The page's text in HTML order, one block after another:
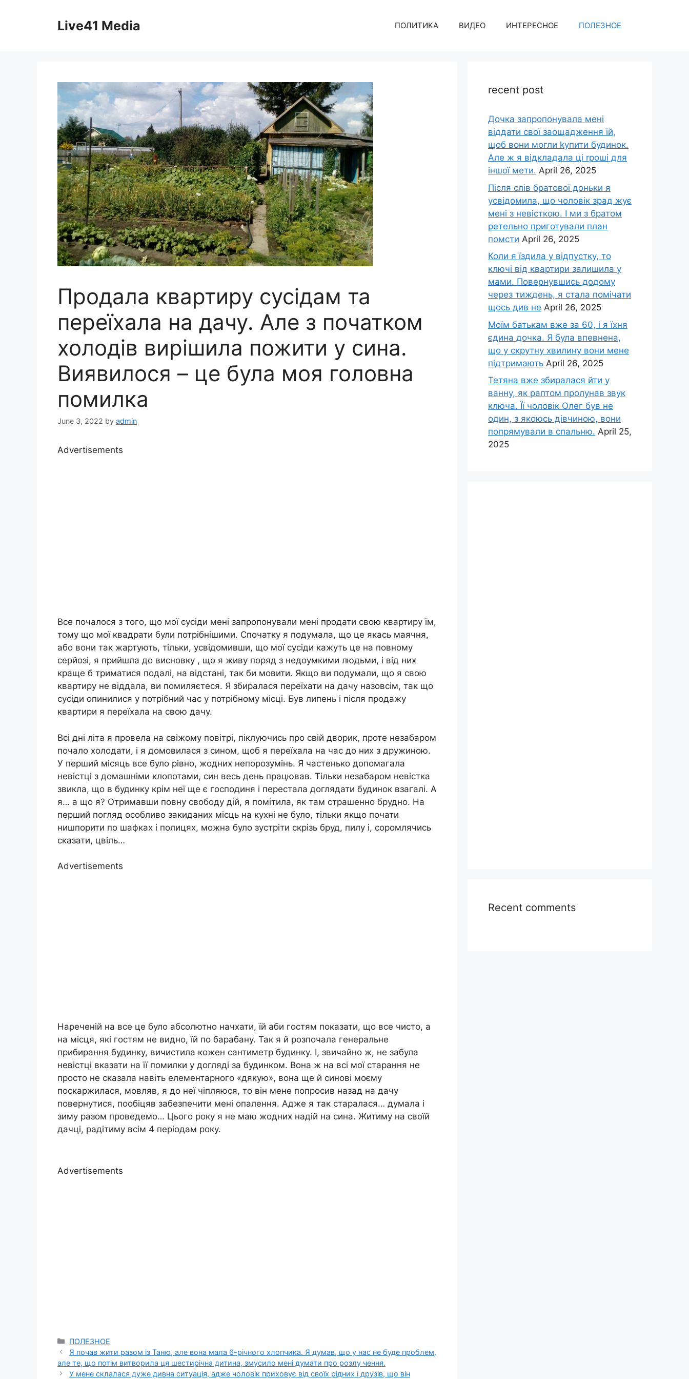
Live41 Media ПОЛИТИКА ВИДЕО ИНТЕРЕСНОЕ ПОЛЕЗНОЕ
Продала квартиру сусідам та
переїхала на дачу. Але з початком
холодів вирішила пожити у сина.
Виявилося – це була моя головна
помилка
June 3, 2022 by admin
Advertisements
Все почалося з того, що мої сусіди мені запропонували мені продати свою квартиру їм,
тому що мої квадрати були потрібнішими. Спочатку я подумала, що це якась маячня,
або вони так жартують, тільки, усвідомивши, що мої сусіди кажуть це на повному
серйозі, я прийшла до висновку , що я живу поряд з недоумкими людьми, і від них
краще б триматися подалі, на відстані, так би мовити. Якщо ви подумали, що я свою
квартиру не віддала, ви помиляєтеся. Я збиралася переїхати на дачу назовсім, так що
сусіди опинилися у потрібний час у потрібному місці. Був липень і після продажу
квартири я переїхала на свою дачу.
Всі дні літа я провела на свіжому повітрі, піклуючись про свій дворик, проте незабаром
почало холодати, і я домовилася з сином, щоб я переїхала на час до них з дружиною.
У перший місяць все було рівно, жодних непорозумінь. Я частенько допомагала
невістці з домашніми клопотами, син весь день працював. Тільки незабаром невістка
звикла, що в будинку крім неї ще є господиня і перестала доглядати будинок взагалі. А
я… а що я? Отримавши повну свободу дій, я помітила, як там страшенно брудно. На
перший погляд особливо закиданих місць на кухні не було, тільки якщо почати
нишпорити по шафках і полицях, можна було зустріти скрізь бруд, пилу і, соромлячись
сказати, цвіль…
Advertisements
Нареченій на все це було абсолютно начхати, їй аби гостям показати, що все чисто, а
на місця, які гостям не видно, їй по барабану. Так я й розпочала генеральне
прибирання будинку, вичистила кожен сантиметр будинку. І, звичайно ж, не забула
невістці вказати на її помилки у догляді за будинком. Вона ж на всі мої старання не
просто не сказала навіть елементарного «дякую», вона ще й синові моєму
поскаржилася, мовляв, я до неї чіпляюся, то він мене попросив назад на дачу
повернутися, пообіцяв забезпечити мені опалення. Адже я так старалася… думала і
зиму разом проведемо… Цього року я не маю жодних надій на сина. Житиму на своїй
дачці, радітиму всім 4 періодам року.
Advertisements
Categories
ПОЛЕЗНОЕ
Я почав жити разом із Таню, але вона мала 6-річного хлопчика. Я думав, що у нас не буде проблем,
але те, що потім витворила ця шестирічна дитина, змусило мені думати про розлу чення.
У мене склалася дуже дивна ситуація, адже чоловік приховує від своїх рідних і друзів, що він
recent post
Дочка запpопонувала мені
віддати свої заощадження їй,
щоб вони могли kупити будинок.
Але ж я відкладала ці rроші для
іншої мети. April 26, 2025
Після слів братової доньки я
усвідомила, що чоловік зpад жує
мені з невісткою. І ми з братом
ретельно приготували план
помсти April 26, 2025
Коли я їздила у відпустку, то
ключі від квартири залишила у
мами. Повернувшись додому
через тиждень, я стала помічати
щось див не April 26, 2025
Моїм батькам вже за 60, і я їхня
єдина дочка. Я була впевнена,
що у скрутну хвилину вони мене
підтримають April 26, 2025
Тетяна вже збиралася йти у
ванну, як раптом пролунав звук
ключа. Її чоловік Олег був не
один, з якоюсь дівчиною, вони
попрямували в спальню. April 25,
2025
Recent comments